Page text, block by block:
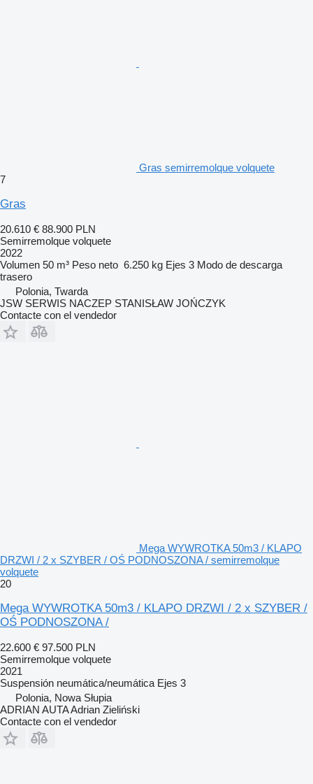
Gras semirremolque volquete
7
Gras
20.610 € 88.900 PLN
Semirremolque volquete
2022
Volumen 50 m³ Peso neto 6.250 kg Ejes 3 Modo de descarga
trasero
Polonia, Twarda
JSW SERWIS NACZEP STANISŁAW JOŃCZYK
Contacte con el vendedor
Mega WYWROTKA 50m3 / KLAPO
DRZWI / 2 x SZYBER / OŚ PODNOSZONA / semirremolque
volquete
20
Mega WYWROTKA 50m3 / KLAPO DRZWI / 2 x SZYBER /
OŚ PODNOSZONA /
22.600 € 97.500 PLN
Semirremolque volquete
2021
Suspensión neumática/neumática Ejes 3
Polonia, Nowa Słupia
ADRIAN AUTA Adrian Zieliński
Contacte con el vendedor